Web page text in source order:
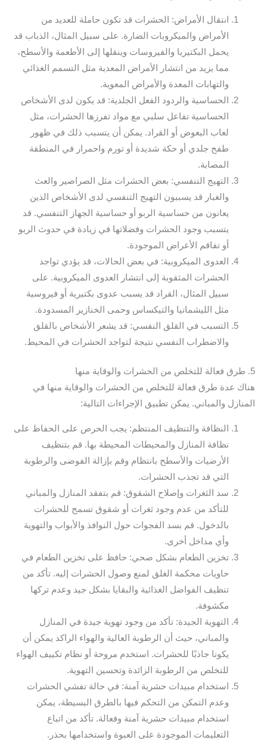
انتقال الأمراض: الحشرات قد تكون حاملة للعديد من
الأمراض والميكروبات الضارة. على سبيل المثال، الذباب قد
يحمل البكتيريا والفيروسات وينقلها إلى الأطعمة والأسطح،
مما يزيد من انتشار الأمراض المعدية مثل التسمم الغذائي
والتهابات المعدة والأمراض المعوية.
الحساسية والردود الفعل الجلدية: قد يكون لدى الأشخاص
الحساسية تفاعل سلبي مع مواد تفرزها الحشرات، مثل
لعاب البعوض أو القراد. يمكن أن يتسبب ذلك في ظهور
طفح جلدي أو حكة شديدة أو تورم واحمرار في المنطقة
المصابة.
التهيج التنفسي: بعض الحشرات مثل الصراصير والعث
والغبار قد يسببون التهيج التنفسي لدى الأشخاص الذين
يعانون من حساسية الربو أو حساسية الجهاز التنفسي. قد
يتسبب وجود الحشرات وفضلاتها في زيادة في حدوث الربو
أو تفاقم الأعراض الموجودة.
العدوى الميكروبية: في بعض الحالات، قد يؤدي تواجد
الحشرات المثقوبة إلى انتشار العدوى الميكروبية. على
سبيل المثال، القراد قد يسبب عدوى بكتيرية أو فيروسية
مثل الليشمانيا والتيكساس وحمى الخنازير المسدودة.
التسبب في القلق النفسي: قد يشعر الأشخاص بالقلق
والاضطراب النفسي نتيجة لتواجد الحشرات في المحيط.
5. طرق فعالة للتخلص من الحشرات والوقاية منها
هناك عدة طرق فعالة للتخلص من الحشرات والوقاية منها في
المنازل والمباني. يمكن تطبيق الإجراءات التالية:
النظافة والتنظيف المنتظم: يجب الحرص على الحفاظ على
نظافة المنازل والمحيطات المحيطة بها. قم بتنظيف
الأرضيات والأسطح بانتظام وقم بإزالة الفوضى والرطوبة
التي قد تجذب الحشرات.
سد الثغرات وإصلاح الشقوق: قم بتفقد المنازل والمباني
للتأكد من عدم وجود ثغرات أو شقوق تسمح للحشرات
بالدخول. قم بسد الفجوات حول النوافذ والأبواب والتهوية
وأي مداخل أخرى.
تخزين الطعام بشكل صحي: حافظ على تخزين الطعام في
حاويات محكمة الغلق لمنع وصول الحشرات إليه. تأكد من
تنظيف الفواضل الغذائية والبقايا بشكل جيد وعدم تركها
مكشوفة.
التهوية الجيدة: تأكد من وجود تهوية جيدة في المنازل
والمباني، حيث أن الرطوبة العالية والهواء الراكد يمكن أن
يكونا جاذبًا للحشرات. استخدم مروحة أو نظام تكييف الهواء
للتخلص من الرطوبة الزائدة وتحسين التهوية.
استخدام مبيدات حشرية آمنة: في حالة تفشي الحشرات
وعدم التمكن من التحكم فيها بالطرق البسيطة، يمكن
استخدام مبيدات حشرية آمنة وفعالة. تأكد من اتباع
التعليمات الموجودة على العبوة واستخدامها بحذر.